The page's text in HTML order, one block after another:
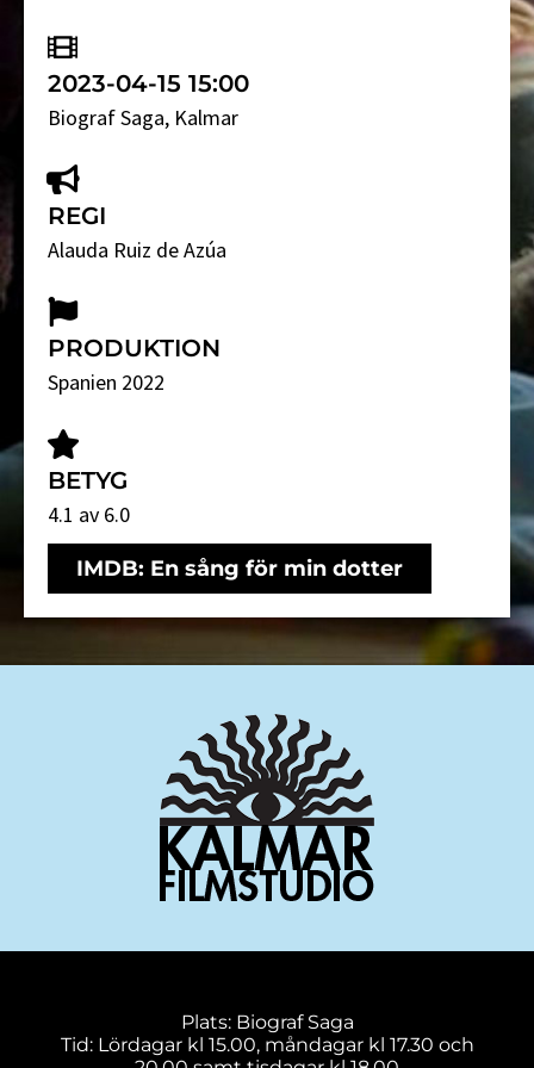
2023-04-15 15:00
Biograf Saga, Kalmar
REGI
Alauda Ruiz de Azúa
PRODUKTION
Spanien 2022
BETYG
4.1 av 6.0
IMDB: En sång för min dotter
Plats: Biograf Saga
Tid: Lördagar kl 15.00, måndagar kl 17.30 och